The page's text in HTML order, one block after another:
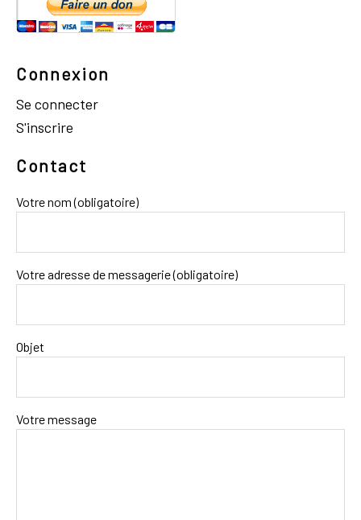
Connexion
Se connecter
S'inscrire
Contact
Votre nom (obligatoire)
Votre adresse de messagerie (obligatoire)
Objet
Votre message